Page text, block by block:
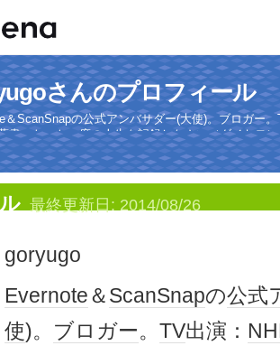
さんのプロフィール
＆ScanSnapの公式アンバサダー(大使)。ブロガー
書：たった一度の人生を記録しなさい（ダイヤモ
最終更新日: 2014/08/26
goryugo
Evernote＆ScanSnapの公式
使)。 ブロガー。 TV出演：